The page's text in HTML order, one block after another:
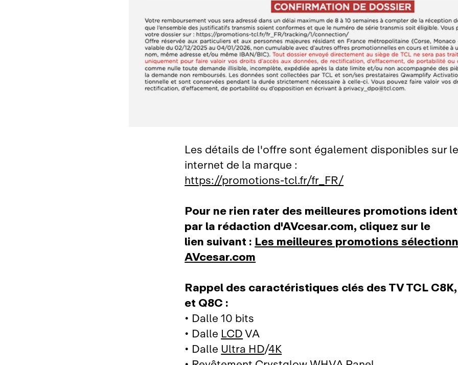
Les détails de l'offre sont également disponibles sur
internet de la marque :
https://promotions-tcl.fr/fr_FR/
Pour ne rien rater des meilleures promotions
par la rédaction d'AVcesar.com, cliquez sur le
lien suivant :Les meilleures promotions
AVcesar.com
Rappel des caractéristiques clés des TV TCL
et Q8C :
• Dalle 10 bits
• DalleLCDVA
• DalleUltra HD/4K